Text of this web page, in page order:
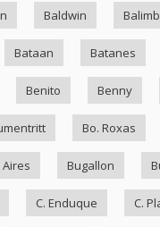
Baldwin
Bataan Batanes
Benito Benny
Bo. Roxas
Bugallon
C. Enduque C.